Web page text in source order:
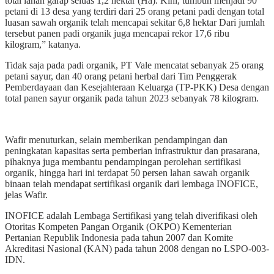
petani di 13 desa yang terdiri dari 25 orang petani padi dengan total
luasan sawah organik telah mencapai sekitar 6,8 hektar Dari jumlah
tersebut panen padi organik juga mencapai rekor 17,6 ribu
kilogram,” katanya.
Tidak saja pada padi organik, PT Vale mencatat sebanyak 25 orang
petani sayur, dan 40 orang petani herbal dari Tim Penggerak
Pemberdayaan dan Kesejahteraan Keluarga (TP-PKK) Desa dengan
total panen sayur organik pada tahun 2023 sebanyak 78 kilogram.
Wafir menuturkan, selain memberikan pendampingan dan
peningkatan kapasitas serta pemberian infrastruktur dan prasarana,
pihaknya juga membantu pendampingan perolehan sertifikasi
organik, hingga hari ini terdapat 50 persen lahan sawah organik
binaan telah mendapat sertifikasi organik dari lembaga INOFICE,
jelas Wafir.
INOFICE adalah Lembaga Sertifikasi yang telah diverifikasi oleh
Otoritas Kompeten Pangan Organik (OKPO) Kementerian
Pertanian Republik Indonesia pada tahun 2007 dan Komite
Akreditasi Nasional (KAN) pada tahun 2008 dengan no LSPO-003-
IDN.